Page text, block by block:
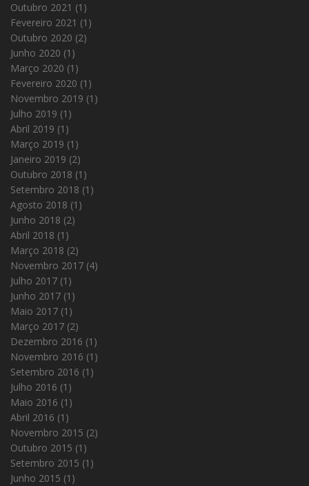
Outubro 2021 (1)
Fevereiro 2021 (1)
Outubro 2020 (2)
Junho 2020 (1)
Março 2020 (1)
Fevereiro 2020 (1)
Novembro 2019 (1)
Julho 2019 (1)
Abril 2019 (1)
Março 2019 (1)
Janeiro 2019 (2)
Outubro 2018 (1)
Setembro 2018 (1)
Agosto 2018 (1)
Junho 2018 (2)
Abril 2018 (1)
Março 2018 (2)
Novembro 2017 (4)
Julho 2017 (1)
Junho 2017 (1)
Maio 2017 (1)
Março 2017 (2)
Dezembro 2016 (1)
Novembro 2016 (1)
Setembro 2016 (1)
Julho 2016 (1)
Maio 2016 (1)
Abril 2016 (1)
Novembro 2015 (2)
Outubro 2015 (1)
Setembro 2015 (1)
Junho 2015 (1)